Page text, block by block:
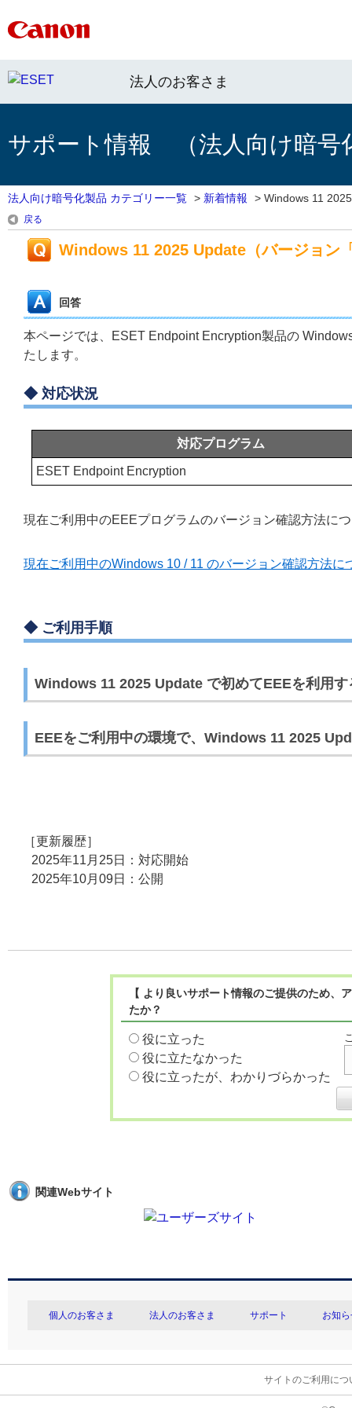
法人のお客さま
サポート情報 （法人向け暗号
法人向け暗号化製品 カテゴリー一覧 > 新着情報 > Windows 11
戻る
Windows 11 2025 Update（バージョン
回答
本ページでは、ESET Endpoint Encryption製品の
たします。
◆ 対応状況
対応プログラム
ESET Endpoint Encryption
現在ご利用中のEEEプログラムのバージョン確認方法に
現在ご利用中のWindows 10 / 11 のバージョン確認方法に
◆ ご利用手順
Windows 11 2025 Update で初めてEEEを利用す
EEEをご利用中の環境で、Windows 11 2025
［更新履歴］
2025年11月25日：対応開始
2025年10月09日：公開
【 より良いサポート情報のご提供のため
たか？
役に立った
役に立たなかった
役に立ったが、わかりづらかった
関連Webサイト
個人のお客さま 法人のお客さま サポート お知
サイトのご利用につ